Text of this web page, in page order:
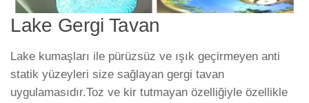
Lake Gergi Tavan
Lake kumaşları ile pürüzsüz ve ışık geçirmeyen anti
statik yüzeyleri size sağlayan gergi tavan
uygulamasıdır.Toz ve kir tutmayan özelliğiyle özellikle